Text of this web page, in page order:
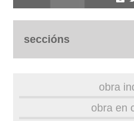
seccións
obra
obra en